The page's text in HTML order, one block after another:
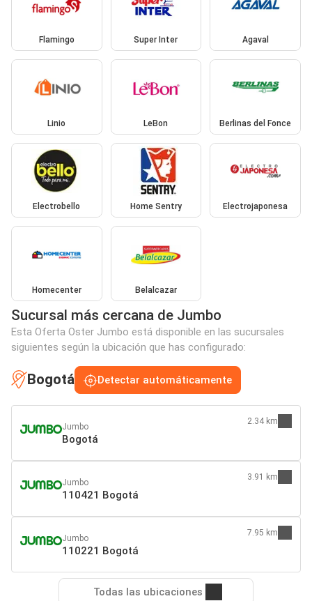
Flamingo Super Inter Agaval
Linio LeBon Berlinas del Fonce
Electrobello Home Sentry Electrojaponesa
Homecenter Belalcazar
Sucursal más cercana de Jumbo
Esta Oferta Oster Jumbo está disponible en las sucursales
siguientes según la ubicación que has configurado:
Bogotá Detectar automáticamente
Jumbo
Bogotá
2.34 km
Jumbo
110421 Bogotá
3.91 km
Jumbo
110221 Bogotá
7.95 km
Todas las ubicaciones